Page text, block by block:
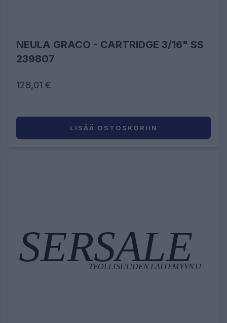
NEULA GRACO - CARTRIDGE 3/16" SS
239807
128,01 €
LISÄÄ OSTOSKORIIN